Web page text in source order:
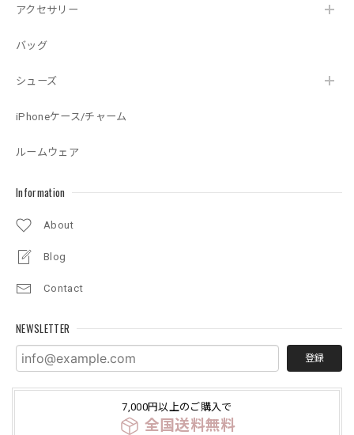
アクセサリー
バッグ
シューズ
iPhoneケース/チャーム
ルームウェア
Information
About
Blog
Contact
NEWSLETTER
登録
7,000円以上のご購入で
全国送料無料